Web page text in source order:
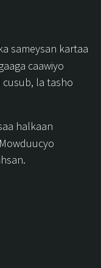
sameysan kartaa
caawiyo
la tasho
halkaan